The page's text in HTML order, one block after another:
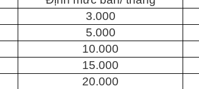
3.000
5.000
10.000
15.000
20.000